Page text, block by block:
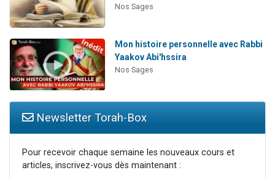
Nos Sages
Mon histoire personnelle avec Rabbi
Yaakov Abi'hssira
Nos Sages
Newsletter Torah-Box
Pour recevoir chaque semaine les nouveaux cours et
articles, inscrivez-vous dès maintenant :